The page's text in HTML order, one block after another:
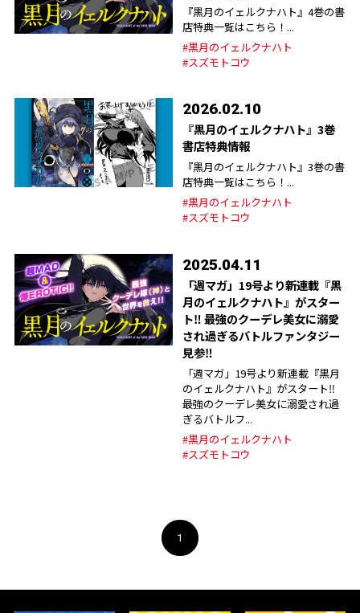
『黒月のイェルクナハト』4巻の書
店特典一覧はこちら！...
#黒月のイェルクナハト
#スズモトコウ
2026.02.10
『黒月のイェルクナハト』3巻
書店特典情報
『黒月のイェルクナハト』3巻の書
店特典一覧はこちら！...
#黒月のイェルクナハト
#スズモトコウ
2025.04.11
「週マガ」19号より新連載『黒
月のイェルクナハト』がスター
ト‼︎ 最強のクーデレ美女に溺愛
され過ぎるバトルファンタジー
見参‼︎
「週マガ」19号より新連載『黒月
のイェルクナハト』がスタート‼︎
最強のクーデレ美女に溺愛され過
ぎるバトルフ...
#黒月のイェルクナハト
#スズモトコウ
1